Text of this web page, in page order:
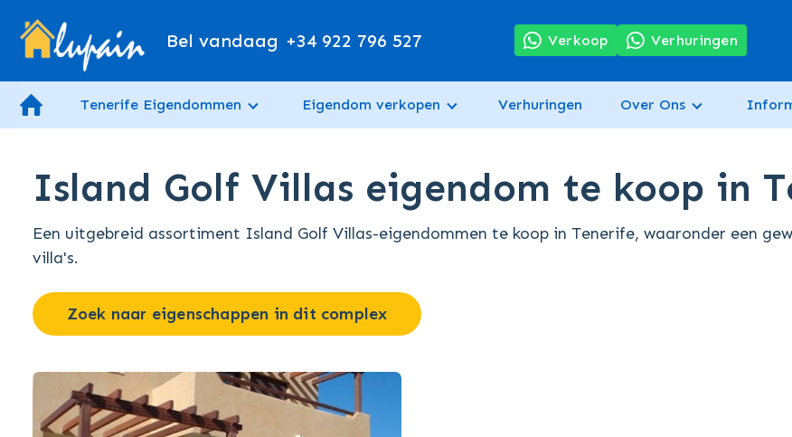
Bel vandaag +34 922 796 527 Verkoop Verhuringen
Tenerife Eigendommen Eigendom verkopen Verhuringen Over Ons
Island Golf Villas eigendom te koop in
Een uitgebreid assortiment Island Golf Villas-eigendommen te koop in Tenerife, waaronder een
villa's.
Zoek naar eigenschappen in dit complex